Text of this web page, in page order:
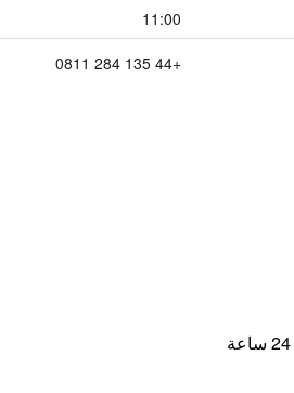
11:00
+44 135 284 0811